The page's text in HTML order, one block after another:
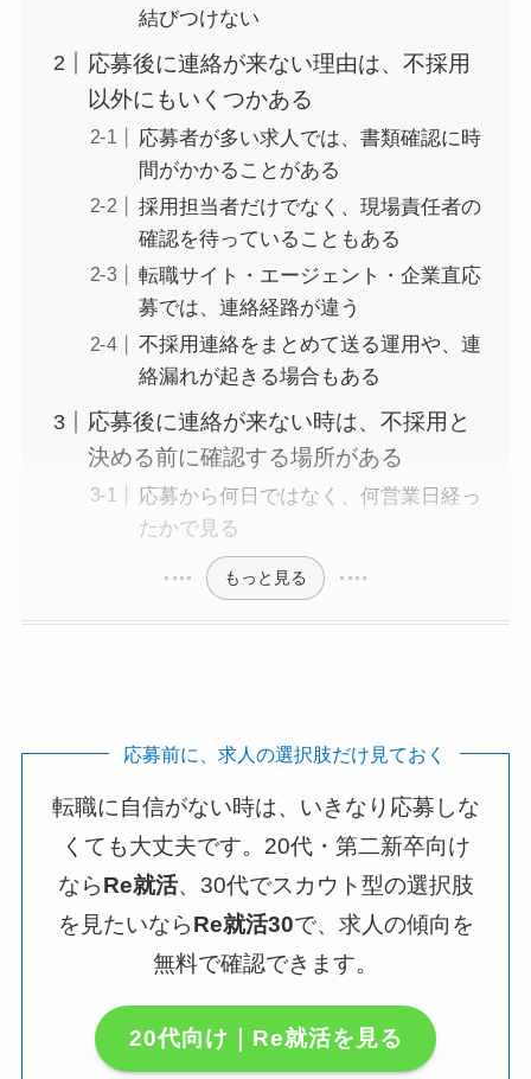
結びつけない
応募後に連絡が来ない理由は、不採用
以外にもいくつかある
応募者が多い求人では、書類確認に時
間がかかることがある
採用担当者だけでなく、現場責任者の
確認を待っていることもある
転職サイト・エージェント・企業直応
募では、連絡経路が違う
不採用連絡をまとめて送る運用や、連
絡漏れが起きる場合もある
応募後に連絡が来ない時は、不採用と
決める前に確認する場所がある
応募から何日ではなく、何営業日経っ
たかで見る
もっと見る
応募前に、求人の選択肢だけ見ておく
転職に自信がない時は、いきなり応募しな
くても大丈夫です。20代・第二新卒向け
ならRe就活、30代でスカウト型の選択肢
を見たいならRe就活30で、求人の傾向を
無料で確認できます。
20代向け｜Re就活を見る